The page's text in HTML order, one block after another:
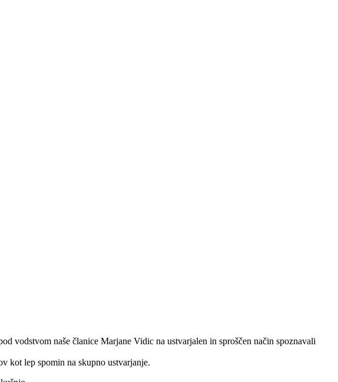
vodstvom naše članice Marjane Vidic na ustvarjalen in sproščen način spoznavali
kot lep spomin na skupno ustvarjanje.